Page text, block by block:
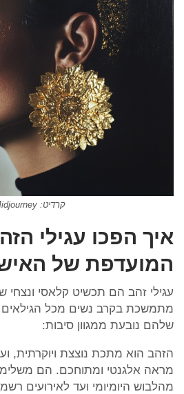
קרדיט: Midjourney
איך הפכו עגילי
המועדפת של
עגילי זהב הם תכשיט קלאסי ונצחי
מתמשכת בקרב נשים מכל הגילאים
שלהם נובעת ממגוון סיבות:
הזהב הוא מתכת נוצצת ויוקרתית,
מראה אלגנטי ומתוחכם. הם
מהלבוש היומיומי ועד לאירועים